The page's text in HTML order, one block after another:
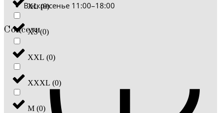
XL (0)
XS (0)
XXL (0)
XXXL (0)
М (0)
Воскресенье 11:00–18:00
Соцсети